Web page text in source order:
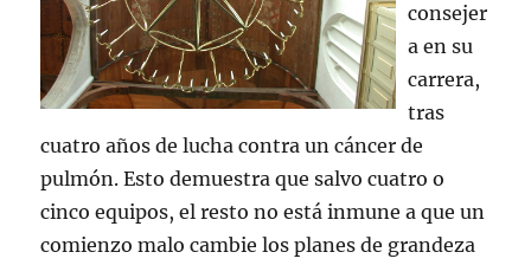
consejer
a en su
carrera,
tras
cuatro años de lucha contra un cáncer de
pulmón. Esto demuestra que salvo cuatro o
cinco equipos, el resto no está inmune a que un
comienzo malo cambie los planes de grandeza